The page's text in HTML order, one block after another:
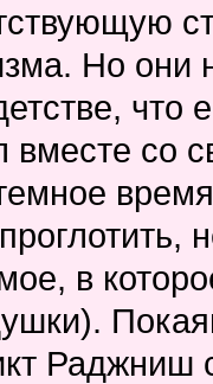
Но они
что
вместе со
в
Раджниш